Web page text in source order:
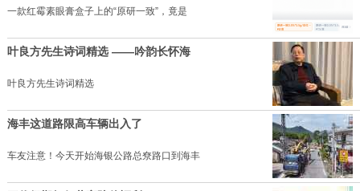
一款红霉素眼膏盒子上的“原研一致”，竟是
叶良方先生诗词精选 ——吟韵长怀海
叶良方先生诗词精选
海丰这道路限高车辆出入了
车友注意！今天开始海银公路总尞路口到海丰